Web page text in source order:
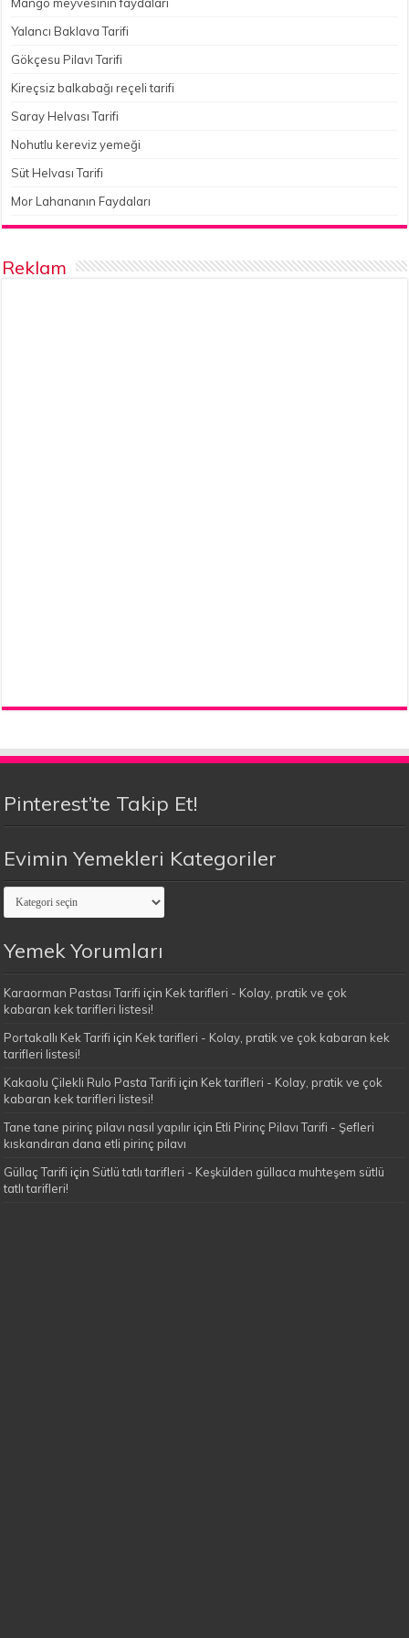
Yalancı Baklava Tarifi
Gökçesu Pilavı Tarifi
Kireçsiz balkabağı reçeli tarifi
Saray Helvası Tarifi
Nohutlu kereviz yemeği
Süt Helvası Tarifi
Mor Lahananın Faydaları
Reklam
Pinterest’te Takip Et!
Evimin Yemekleri Kategoriler
Evimin
Yemekleri
Kategoriler
Yemek Yorumları
Karaorman Pastası Tarifi için Kek tarifleri - Kolay, pratik ve çok
kabaran kek tarifleri listesi!
Portakallı Kek Tarifi için Kek tarifleri - Kolay, pratik ve çok kabaran kek
tarifleri listesi!
Kakaolu Çilekli Rulo Pasta Tarifi için Kek tarifleri - Kolay, pratik ve çok
kabaran kek tarifleri listesi!
Tane tane pirinç pilavı nasıl yapılır için Etli Pirinç Pilavı Tarifi - Şefleri
kıskandıran dana etli pirinç pilavı
Güllaç Tarifi için Sütlü tatlı tarifleri - Keşkülden güllaca muhteşem sütlü
tatlı tarifleri!